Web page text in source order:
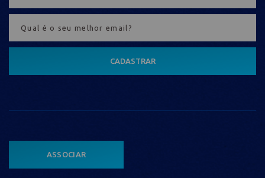
CADASTRAR
ASSOCIAR